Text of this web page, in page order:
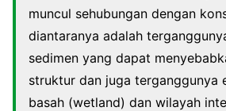
muncul sehubungan dengan
diantaranya adalah
sedimen yang dapat
struktur dan juga terganggunya
basah (wetland) dan wilayah